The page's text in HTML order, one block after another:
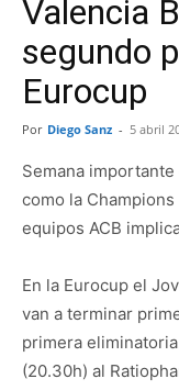
Valencia
segundo
Eurocup
Por Diego Sanz - 5 abril
Semana
como la
equipos ACB
En la Eurocup el
van a terminar
primera
(20.30h) al